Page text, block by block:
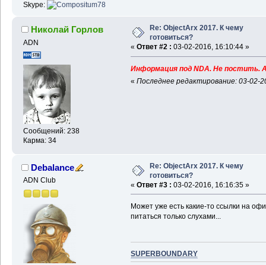
Skype:
Николай Горлов
ADN
Сообщений: 238
Карма: 34
Re: ObjectArx 2017. К чему
готовиться?
« Ответ #2 : 03-02-2016, 16:10:44 »
Информация под NDA. Не постить.
« Последнее редактирование: 03-02-
Debalance
ADN Club
Re: ObjectArx 2017. К чему
готовиться?
« Ответ #3 : 03-02-2016, 16:16:35 »
Может уже есть какие-то ссылки на
питаться только слухами...
SUPERBOUNDARY